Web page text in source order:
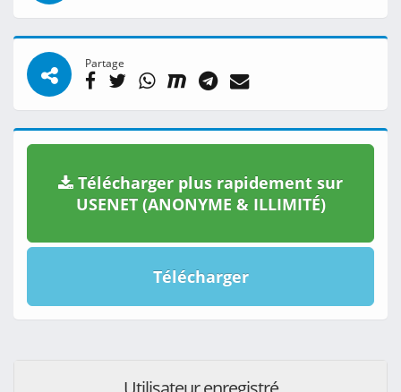
Partage
Télécharger plus rapidement sur
USENET (ANONYME & ILLIMITÉ)
Télécharger